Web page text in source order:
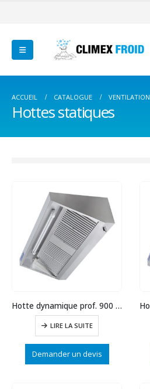
ACCUEIL CATALOGUE VENTILATION
Hottes statiques
Hotte dynamique prof. 900 long.2500
LIRE LA SUITE
Demander un devis